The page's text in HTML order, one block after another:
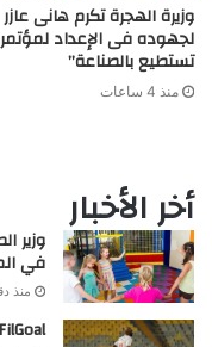
وزيرة الهجرة تكرم هانى عازر
لجهوده فى الإعداد
تستطيع بالصناعة”
منذ 4 ساعات
أخر الأخبار
وزير
في
منذ
FilGoal | أخبار | مران الزمالك